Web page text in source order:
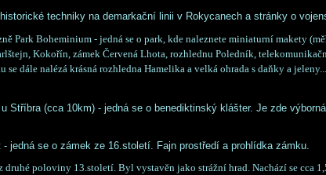
techniky na demarkační linii v Rokycanech a stránky o
Park Boheminium - jedná se o park, kde naleznete miniaturní makety
Kokořín, zámek Červená Lhota, rozhlednu Poledník,
se dále nalézá krásná rozhledna Hamelika a velká ohrada s daňky a jeleny...
Stříbra (cca 10km) - jedná se o benediktinský klášter. Je zde
- jedná se o zámek ze 16.století. Fajn prostředí a prohlídka zámku.
druhé poloviny 13.století. Byl vystavěn jako strážní hrad. Nachází se cca